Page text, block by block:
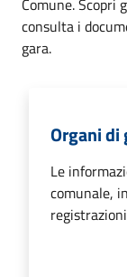
consulta i
gara.
Organi di
Le
comunale,